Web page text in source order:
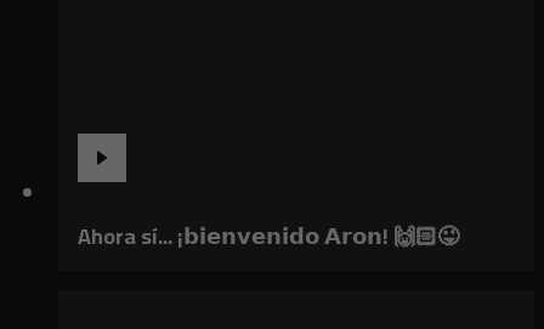
Ahora sí... ¡𝗯𝗶𝗲𝗻𝘃𝗲𝗻𝗶𝗱𝗼 𝗔𝗿𝗼𝗻! 🙌🏻😜